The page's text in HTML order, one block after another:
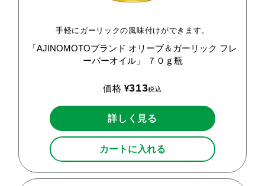
手軽にガーリックの風味付けができます。
「AJINOMOTOブランド オリーブ＆ガーリック フレ
ーバーオイル」
７０ｇ瓶
価格 ¥313税込
詳しく見る
カートに入れる